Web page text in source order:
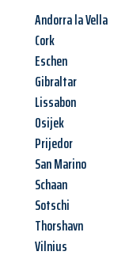
Andorra la Vella
Cork
Eschen
Gibraltar
Lissabon
Osijek
Prijedor
San Marino
Schaan
Sotschi
Thorshavn
Vilnius